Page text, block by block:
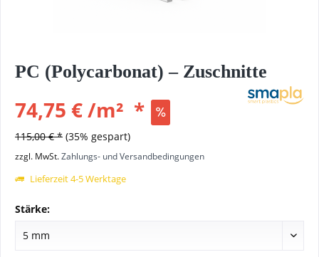
PC (Polycarbonat) – Zuschnitte
74,75 €/m² *
115,00 € * (35% gespart)
zzgl. MwSt.Zahlungs- und Versandbedingungen
Lieferzeit 4-5 Werktage
Stärke: